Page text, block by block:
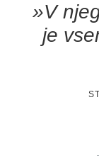
»V
je